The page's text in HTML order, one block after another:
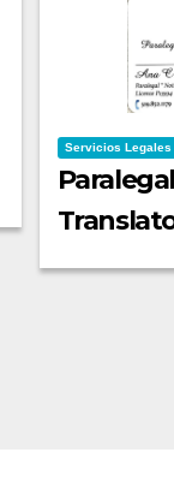
Servicios Legales